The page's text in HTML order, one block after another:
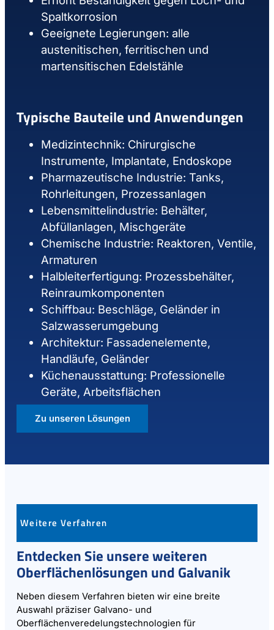
Spaltkorrosion
Geeignete Legierungen: alle
austenitischen, ferritischen und
martensitischen Edelstähle
Typische Bauteile und Anwendungen
Medizintechnik: Chirurgische
Instrumente, Implantate, Endoskope
Pharmazeutische Industrie: Tanks,
Rohrleitungen, Prozessanlagen
Lebensmittelindustrie: Behälter,
Abfüllanlagen, Mischgeräte
Chemische Industrie: Reaktoren, Ventile,
Armaturen
Halbleiterfertigung: Prozessbehälter,
Reinraumkomponenten
Schiffbau: Beschläge, Geländer in
Salzwasserumgebung
Architektur: Fassadenelemente,
Handläufe, Geländer
Küchenausstattung: Professionelle
Geräte, Arbeitsflächen
Zu unseren Lösungen
Weitere Verfahren
Entdecken Sie unsere weiteren
Oberflächenlösungen und Galvanik
Neben diesem Verfahren bieten wir eine breite
Auswahl präziser Galvano- und
Oberflächenveredelungstechnologien für